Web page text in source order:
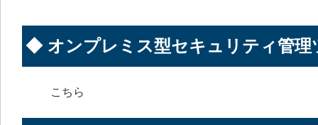
◆ オンプレミス型セキュリティ管理
こちら